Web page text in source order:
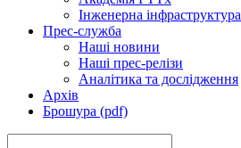
Інженерна інфраструктура
Прес-служба
Наші новини
Наші прес-релізи
Аналітика та дослідження
Архів
Брошура (pdf)